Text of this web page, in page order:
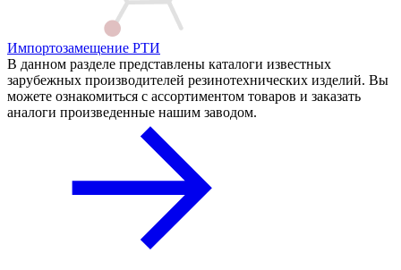
Импортозамещение РТИ
В данном разделе представлены каталоги известных
зарубежных производителей резинотехнических изделий. Вы
можете ознакомиться с ассортиментом товаров и заказать
аналоги произведенные нашим заводом.